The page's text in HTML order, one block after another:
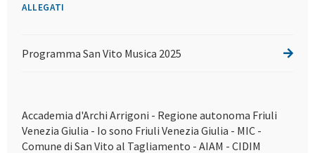
ALLEGATI
Programma San Vito Musica 2025
Accademia d'Archi Arrigoni - Regione autonoma Friuli
Venezia Giulia - Io sono Friuli Venezia Giulia - MIC -
Comune di San Vito al Tagliamento - AIAM - CIDIM